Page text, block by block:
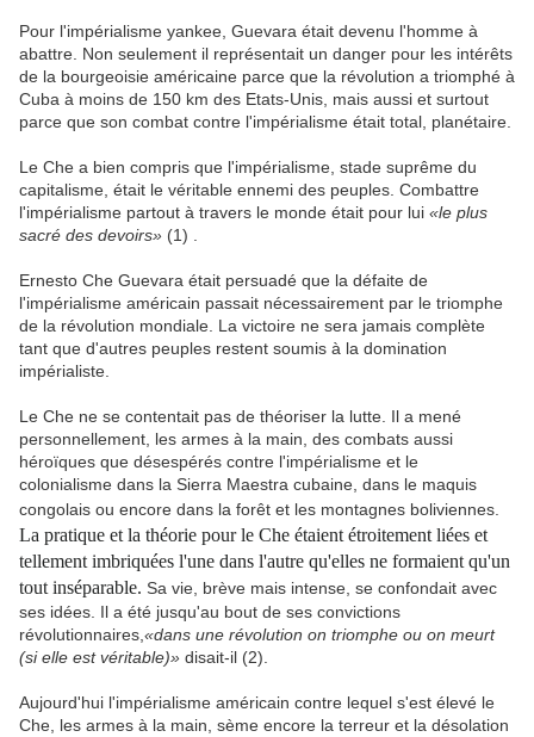
Pour l'impérialisme yankee, Guevara était devenu l'homme à
abattre. Non seulement il représentait un danger pour les intérêts
de la bourgeoisie américaine parce que la révolution a triomphé à
Cuba à moins de 150 km des Etats-Unis, mais aussi et surtout
parce que son combat contre l'impérialisme était total, planétaire.
Le Che a bien compris que l'impérialisme, stade suprême du
capitalisme, était le véritable ennemi des peuples. Combattre
l'impérialisme partout à travers le monde était pour lui «le plus
sacré des devoirs» (1) .
Ernesto Che Guevara était persuadé que la défaite de
l'impérialisme américain passait nécessairement par le triomphe
de la révolution mondiale. La victoire ne sera jamais complète
tant que d'autres peuples restent soumis à la domination
impérialiste.
Le Che ne se contentait pas de théoriser la lutte. Il a mené
personnellement, les armes à la main, des combats aussi
héroïques que désespérés contre l'impérialisme et le
colonialisme dans la Sierra Maestra cubaine, dans le maquis
congolais ou encore dans la forêt et les montagnes boliviennes.
La pratique et la théorie pour le Che étaient étroitement liées et
tellement imbriquées l'une dans l'autre qu'elles ne formaient qu'un
tout inséparable. Sa vie, brève mais intense, se confondait avec
ses idées. Il a été jusqu'au bout de ses convictions
révolutionnaires, «dans une révolution on triomphe ou on meurt
(si elle est véritable)» disait-il (2).
Aujourd'hui l'impérialisme américain contre lequel s'est élevé le
Che, les armes à la main, sème encore la terreur et la désolation